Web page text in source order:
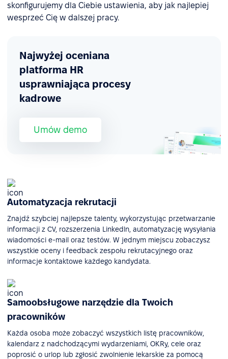
skonfigurujemy dla Ciebie ustawienia, aby jak najlepiej
wesprzeć Cię w dalszej pracy.
Najwyżej oceniana
platforma HR
usprawniająca procesy
kadrowe
Umów demo
Automatyzacja rekrutacji
Znajdź szybciej najlepsze talenty, wykorzystując przetwarzanie
informacji z CV, rozszerzenia Linkedln, automatyzację wysyłania
wiadomości e-mail oraz testów. W jednym miejscu zobaczysz
wszystkie oceny i feedback zespołu rekrutacyjnego oraz
informacje kontaktowe każdego kandydata.
Samoobsługowe narzędzie dla Twoich
pracowników
Każda osoba może zobaczyć wszystkich listę pracowników,
kalendarz z nadchodzącymi wydarzeniami, OKRy, cele oraz
poprosić o urlop lub zgłosić zwolnienie lekarskie za pomocą